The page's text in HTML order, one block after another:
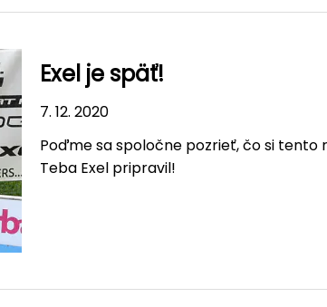
Exel je späť!
7. 12. 2020
Poďme sa spoločne pozrieť, čo si tento
Teba Exel pripravil!